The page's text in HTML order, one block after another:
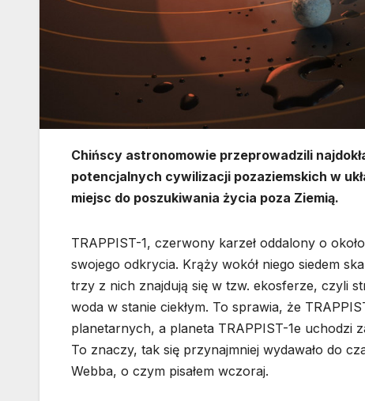
Chińscy astronomowie przeprowadzili
potencjalnych cywilizacji pozaziemskich w
miejsc do poszukiwania życia poza Ziemią.
TRAPPIST-1, czerwony karzeł oddalony o
swojego odkrycia. Krąży wokół niego siedem
trzy z nich znajdują się w tzw. ekosferze, czyli
woda w stanie ciekłym. To sprawia, że
planetarnych, a planeta TRAPPIST-1e uchodzi
To znaczy, tak się przynajmniej wydawało do
Webba, o czym pisałem wczoraj.